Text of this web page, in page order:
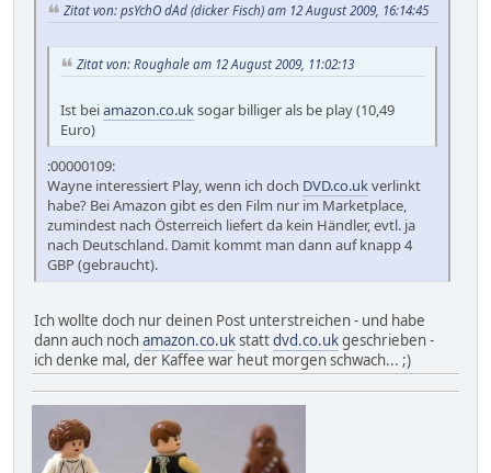
Zitat von: psYchO dAd (dicker Fisch) am 12 August 2009, 16:14:45
Zitat von: Roughale am 12 August 2009, 11:02:13
Ist beiamazon.co.uksogar billiger als be play (10,49
Euro)
:00000109:
Wayne interessiert Play, wenn ich doch DVD.co.ukverlinkt
habe? Bei Amazon gibt es den Film nur im Marketplace,
zumindest nach Österreich liefert da kein Händler, evtl. ja
nach Deutschland. Damit kommt man dann auf knapp 4
GBP (gebraucht).
Ich wollte doch nur deinen Post unterstreichen - und habe
dann auch nochamazon.co.ukstattdvd.co.ukgeschrieben -
ich denke mal, der Kaffee war heut morgen schwach... ;)